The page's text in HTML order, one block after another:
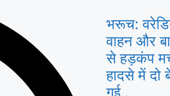
भरूच:
वाहन और
से हड़कंप
हादसे में दो
गई…